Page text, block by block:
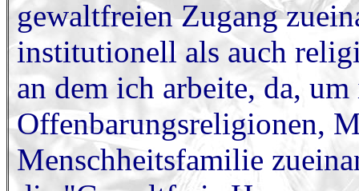
gewaltfreien Zugang
institutionell als auch
an dem ich arbeite, da,
Offenbarungsreligionen,
Menschheitsfamilie